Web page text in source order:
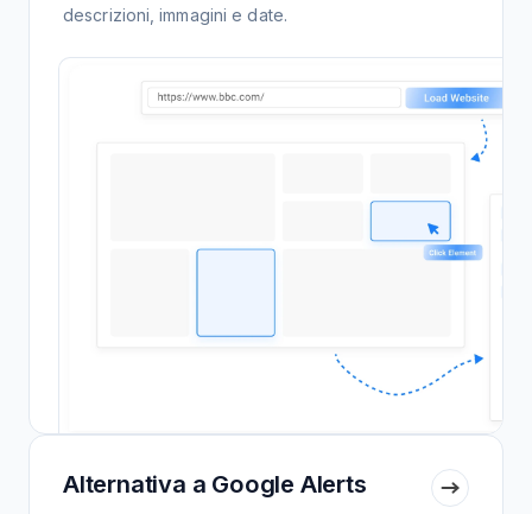
descrizioni, immagini e date.
Alternativa a Google Alerts